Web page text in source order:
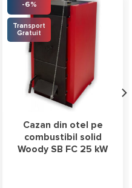
-6%
Transport
Gratuit
Cazan din otel pe
combustibil solid
Woody SB FC 25 kW